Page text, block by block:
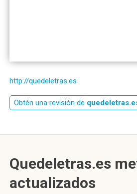
http://quedeletras.es
Obtén una revisión de
Quedeletras.es
actualizados